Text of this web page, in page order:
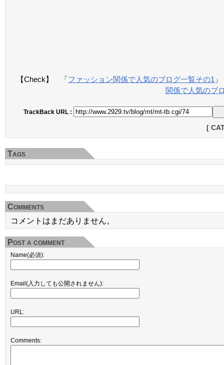
【Check】 「ファッション関係で人気のブログ一覧その1
関係で人気のブ
TrackBack URL :
[
Tags
Comments
コメントはまだありません。
Post a comment
Name(必須):
Email(入力しても公開されません):
URL:
Comments: